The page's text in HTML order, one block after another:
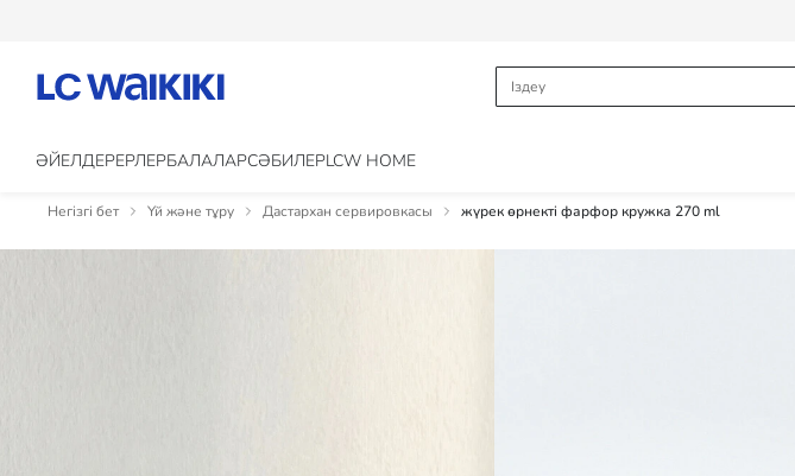
ӘЙЕЛДЕРЕРЛЕРБАЛАЛАРCӘБИЛЕРLCW HOME
Негізгі бет Үй және тұру Дастархан сервировкасы жүрек өрнекті фарфор кружка 270 ml